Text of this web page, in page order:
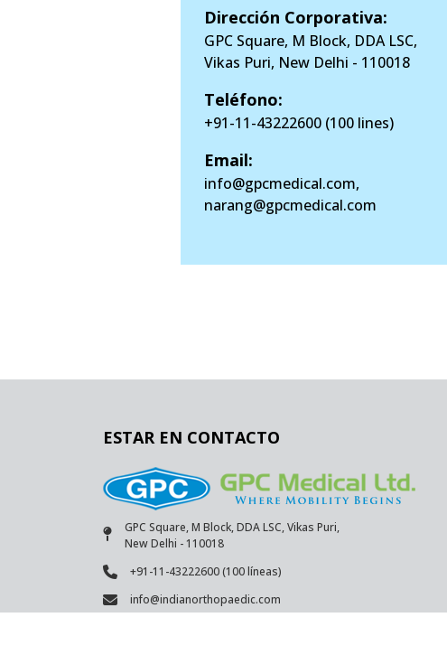
Dirección Corporativa:
GPC Square, M Block, DDA LSC,
Vikas Puri, New Delhi - 110018
Teléfono:
+91-11-43222600 (100 lines)
Email:
info@gpcmedical.com,
narang@gpcmedical.com
ESTAR EN CONTACTO
GPC Square, M Block, DDA LSC, Vikas Puri,
New Delhi - 110018
+91-11-43222600 (100 líneas)
info@indianorthopaedic.com